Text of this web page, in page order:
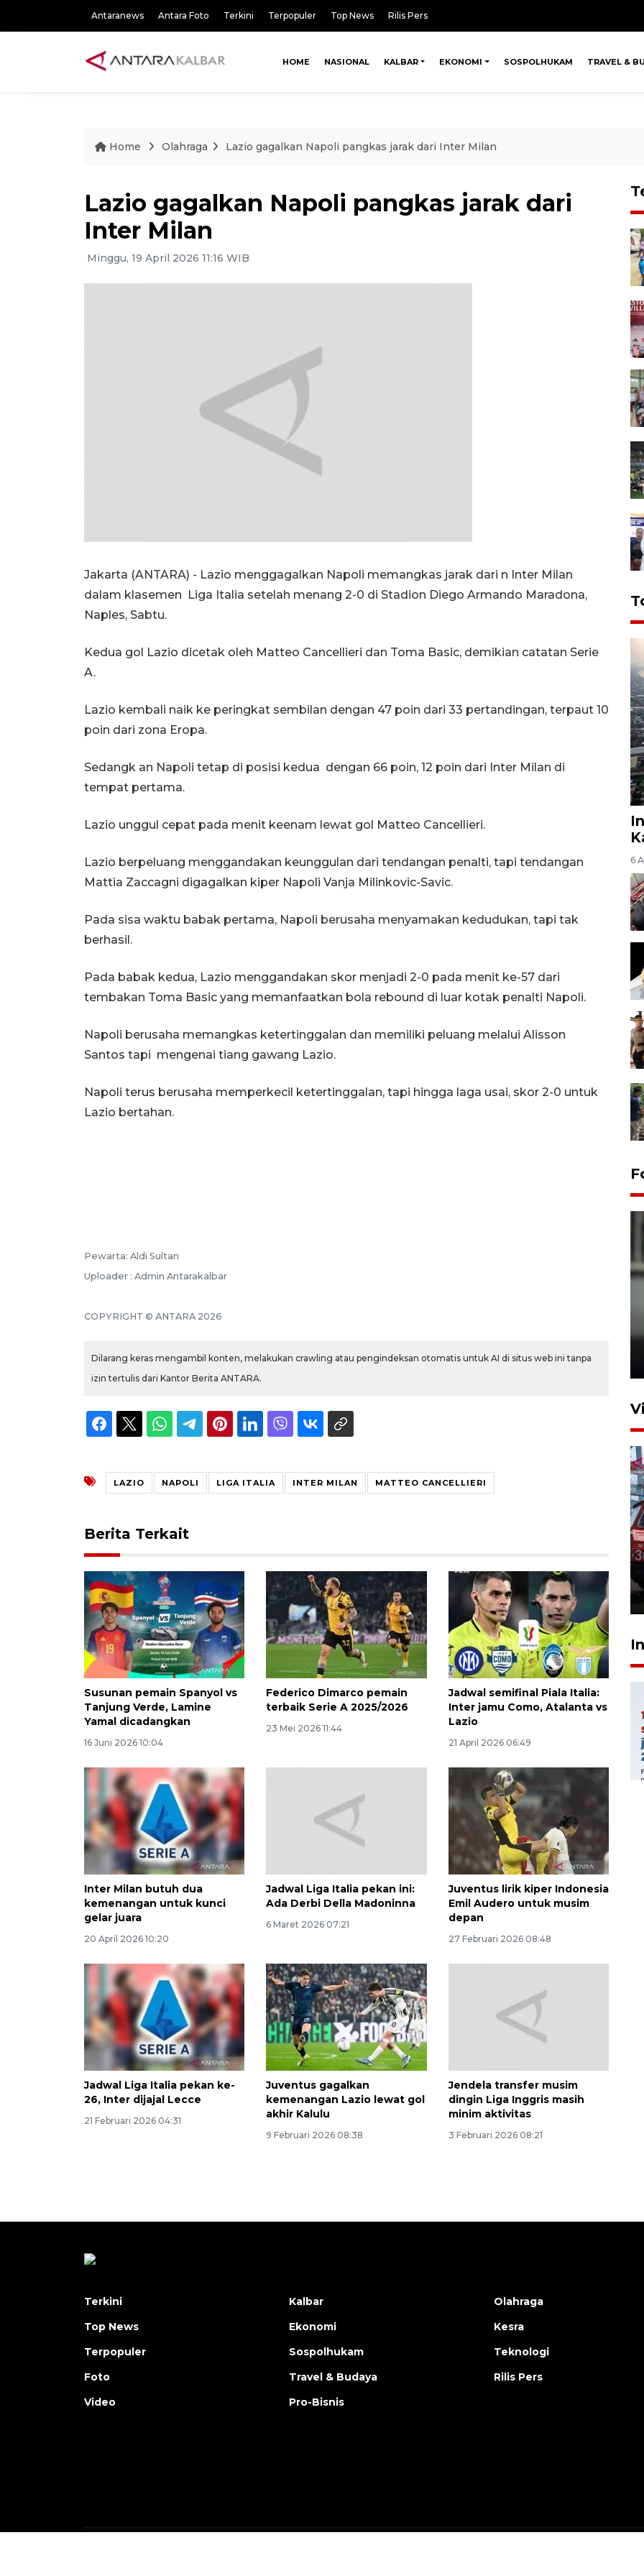
Antaranews Antara Foto Terkini Terpopuler Top News Rilis Pers
HOME NASIONAL KALBAR EKONOMI SOSPOLHUKAM TRAVEL &
Home Olahraga Lazio gagalkan Napoli pangkas jarak dari Inter Milan
Lazio gagalkan Napoli pangkas jarak dari
Inter Milan
Minggu, 19 April 2026 11:16 WIB
Jakarta (ANTARA) - Lazio menggagalkan Napoli memangkas jarak dari n Inter Milan
dalam klasemen Liga Italia setelah menang 2-0 di Stadion Diego Armando Maradona,
Naples, Sabtu.
Kedua gol Lazio dicetak oleh Matteo Cancellieri dan Toma Basic, demikian catatan Serie
A.
Lazio kembali naik ke peringkat sembilan dengan 47 poin dari 33 pertandingan, terpaut 10
poin dari zona Eropa.
Sedangk an Napoli tetap di posisi kedua dengan 66 poin, 12 poin dari Inter Milan di
tempat pertama.
Lazio unggul cepat pada menit keenam lewat gol Matteo Cancellieri.
Lazio berpeluang menggandakan keunggulan dari tendangan penalti, tapi tendangan
Mattia Zaccagni digagalkan kiper Napoli Vanja Milinkovic-Savic.
Pada sisa waktu babak pertama, Napoli berusaha menyamakan kedudukan, tapi tak
berhasil.
Pada babak kedua, Lazio menggandakan skor menjadi 2-0 pada menit ke-57 dari
tembakan Toma Basic yang memanfaatkan bola rebound di luar kotak penalti Napoli.
Napoli berusaha memangkas ketertinggalan dan memiliki peluang melalui Alisson
Santos tapi mengenai tiang gawang Lazio.
Napoli terus berusaha memperkecil ketertinggalan, tapi hingga laga usai, skor 2-0 untuk
Lazio bertahan.
Pewarta: Aldi Sultan
Uploader : Admin Antarakalbar
COPYRIGHT © ANTARA 2026
Dilarang keras mengambil konten, melakukan crawling atau pengindeksan otomatis untuk AI di situs web ini tanpa
izin tertulis dari Kantor Berita ANTARA.
LAZIO NAPOLI LIGA ITALIA INTER MILAN MATTEO CANCELLIERI
Berita Terkait
Susunan pemain Spanyol vs
Tanjung Verde, Lamine
Yamal dicadangkan
16 Juni 2026 10:04
Federico Dimarco pemain
terbaik Serie A 2025/2026
23 Mei 2026 11:44
Jadwal semifinal Piala Italia:
Inter jamu Como, Atalanta vs
Lazio
21 April 2026 06:49
Inter Milan butuh dua
kemenangan untuk kunci
gelar juara
20 April 2026 10:20
Jadwal Liga Italia pekan ini:
Ada Derbi Della Madoninna
6 Maret 2026 07:21
Juventus lirik kiper Indonesia
Emil Audero untuk musim
depan
27 Februari 2026 08:48
Jadwal Liga Italia pekan ke-
26, Inter dijajal Lecce
21 Februari 2026 04:31
Juventus gagalkan
kemenangan Lazio lewat gol
akhir Kalulu
9 Februari 2026 08:38
Jendela transfer musim
dingin Liga Inggris masih
minim aktivitas
3 Februari 2026 08:21
6
22 Juli 2026 10:51
penderita kanker dan jantung
23 Juli 2026 19:17
Ekonomi triwulan II-2026
tumbuh 5,29 persen
Terkini
Top News
Terpopuler
Foto
Video
Kalbar
Ekonomi
Sospolhukam
Travel & Budaya
Pro-Bisnis
Olahraga
Kesra
Teknologi
Rilis Pers